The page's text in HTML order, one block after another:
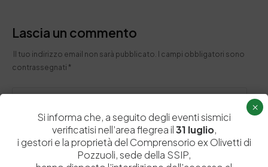
Lascia un commento
Il tuo indirizzo email non sarà pubblicato. I campi obbligatori sono
contrassegnati *
Si informa che, a seguito degli eventi sismici
verificatisi nell’area flegrea il31 luglio,
i gestori e la proprietà del Comprensorio ex Olivetti di
Pozzuoli, sede della SSIP,
×